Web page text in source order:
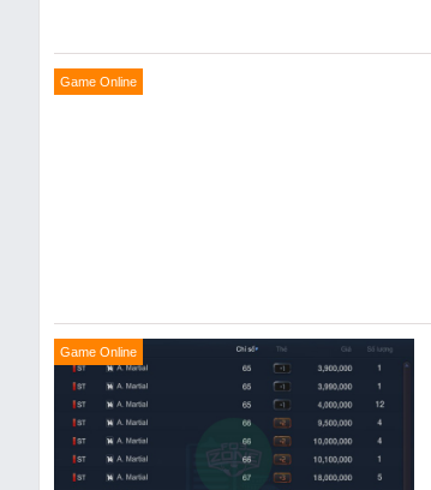
Game Online
Game Online